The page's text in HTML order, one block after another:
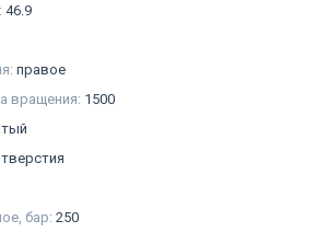
46.9
правое
вращения: 1500
бар: 250